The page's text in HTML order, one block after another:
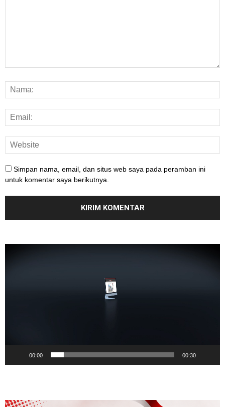
Simpan nama, email, dan situs web saya pada peramban ini
untuk komentar saya berikutnya.
00:00 00:30